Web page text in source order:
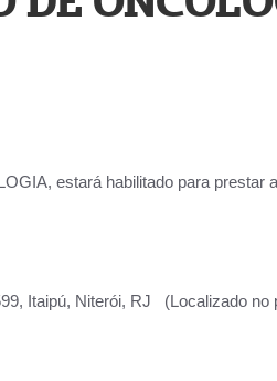
estará habilitado para prestar
Itaipú, Niterói, RJ (Localizado no